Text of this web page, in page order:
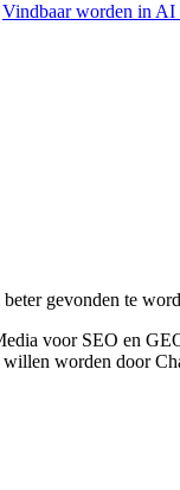
Vindbaar worden in
gevonden te
voor SEO en
worden door